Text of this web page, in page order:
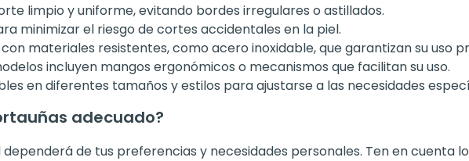
limpio y uniforme, evitando bordes irregulares o astillados.
minimizar el riesgo de cortes accidentales en la piel.
materiales resistentes, como acero inoxidable, que garantizan su uso
incluyen mangos ergonómicos o mecanismos que facilitan su uso.
en diferentes tamaños y estilos para ajustarse a las necesidades
adecuado?
de tus preferencias y necesidades personales. Ten en cuenta